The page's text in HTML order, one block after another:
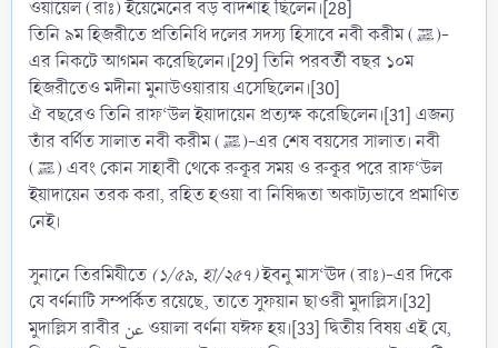
ওয়ায়েল (রাঃ) ইয়েমেনের বড় বাদশাহ ছিলেন।[28]
তিনি ৯ম হিজরীতে প্রতিনিধি দলের সদস্য হিসাবে নবী করীম (ﷺ)-
এর নিকটে আগমন করেছিলেন।[29] তিনি পরবর্তী বছর ১০ম
হিজরীতেও মদীনা মুনাউওয়ারায় এসেছিলেন।[30]
ঐ বছরেও তিনি রাফ‘উল ইয়াদায়েন প্রত্যক্ষ করেছিলেন।[31] এজন্য
তাঁর বর্ণিত সালাত নবী করীম (ﷺ)-এর শেষ বয়সের সালাত। নবী
(ﷺ) এবং কোন সাহাবী থেকে রুকূর সময় ও রুকূর পরে রাফ‘উল
ইয়াদায়েন তরক করা, রহিত হওয়া বা নিষিদ্ধতা অকাট্যভাবে প্রমাণিত
নেই।
সুনানে তিরমিযীতে (১/৫৯, হা/২৫৭)ইবনু মাস‘ঊদ (রাঃ)-এর দিকে
যে বর্ণনাটি সম্পর্কিত রয়েছে, তাতে সুফয়ান ছাওরী মুদাল্লিস।[32]
মুদাল্লিস রাবীর عن ওয়ালা বর্ণনা যঈফ হয়।[33] দ্বিতীয় বিষয় এই যে,